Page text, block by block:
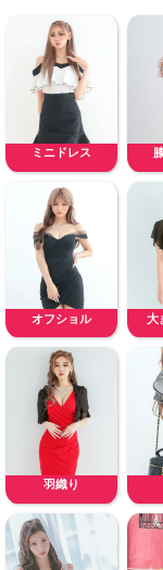
ミニドレス
オフショル 大
羽織り